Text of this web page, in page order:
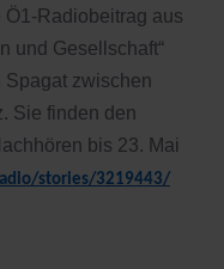
Ö1-Radiobeitrag aus
und Gesellschaft“
zwischen
Sie finden den
bis 23. Mai
stories/3219443/